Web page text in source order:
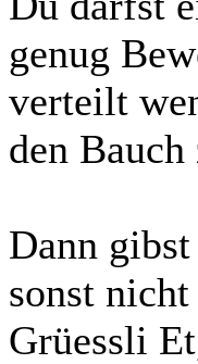
genug
verteilt
den
Dann
sonst
Grüessli